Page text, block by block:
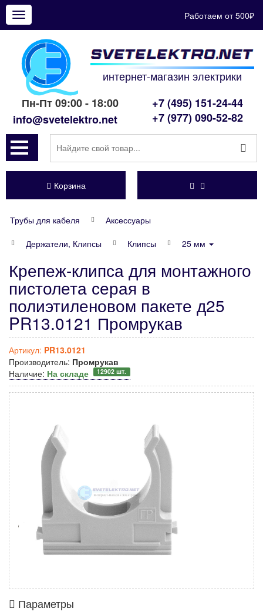
Показать
меню
Работаем от 500₽
интернет-магазин электрики
Пн-Пт 09:00 - 18:00
info@svetelektro.net
+7 (495) 151-24-44
+7 (977) 090-52-82
Корзина
Трубы для кабеля
Аксессуары
Держатели, Клипсы
Клипсы 25 мм
Крепеж-клипса для монтажного
пистолета серая в
полиэтиленовом пакете д25
PR13.0121 Промрукав
Артикул: PR13.0121
Производитель: Промрукав
Наличие: На складе 12902 шт.
Параметры